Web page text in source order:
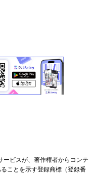
ービスが、著作権者からコンテ
ことを示す登録商標（登録番